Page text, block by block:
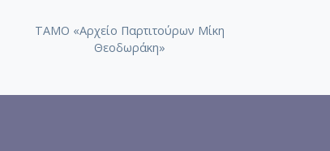
ΤΑΜΟ «Αρχείο Παρτιτούρων Μίκη
Θεοδωράκη»